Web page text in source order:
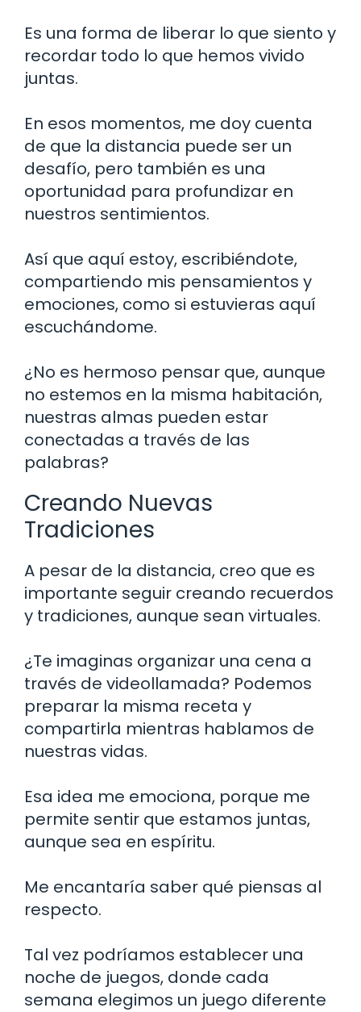
Es una forma de liberar lo que siento y
recordar todo lo que hemos vivido
juntas.
En esos momentos, me doy cuenta
de que la distancia puede ser un
desafío, pero también es una
oportunidad para profundizar en
nuestros sentimientos.
Así que aquí estoy, escribiéndote,
compartiendo mis pensamientos y
emociones, como si estuvieras aquí
escuchándome.
¿No es hermoso pensar que, aunque
no estemos en la misma habitación,
nuestras almas pueden estar
conectadas a través de las
palabras?
Creando Nuevas
Tradiciones
A pesar de la distancia, creo que es
importante seguir creando recuerdos
y tradiciones, aunque sean virtuales.
¿Te imaginas organizar una cena a
través de videollamada? Podemos
preparar la misma receta y
compartirla mientras hablamos de
nuestras vidas.
Esa idea me emociona, porque me
permite sentir que estamos juntas,
aunque sea en espíritu.
Me encantaría saber qué piensas al
respecto.
Tal vez podríamos establecer una
noche de juegos, donde cada
semana elegimos un juego diferente